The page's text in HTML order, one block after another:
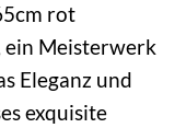
rot
ein Meisterwerk
Eleganz und
exquisite